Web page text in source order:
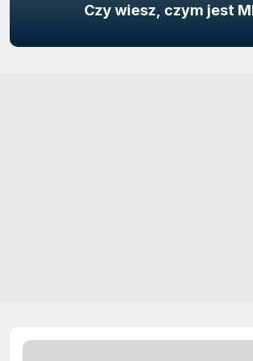
Czy wiesz, czym jest